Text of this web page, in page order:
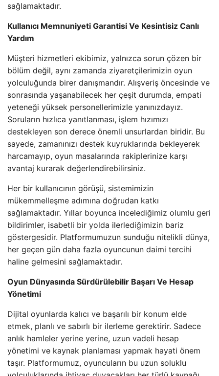
sağlamaktadır.
Kullanıcı Memnuniyeti Garantisi Ve Kesintisiz Canlı
Yardım
Müşteri hizmetleri ekibimiz, yalnızca sorun çözen bir
bölüm değil, aynı zamanda ziyaretçilerimizin oyun
yolculuğunda birer danışmandır. Alışveriş öncesinde ve
sonrasında yaşanabilecek her çeşit durumda, empati
yeteneği yüksek personellerimizle yanınızdayız.
Soruların hızlıca yanıtlanması, işlem hızımızı
destekleyen son derece önemli unsurlardan biridir. Bu
sayede, zamanınızı destek kuyruklarında bekleyerek
harcamayıp, oyun masalarında rakiplerinize karşı
avantaj kurarak değerlendirebilirsiniz.
Her bir kullanıcının görüşü, sistemimizin
mükemmelleşme adımına doğrudan katkı
sağlamaktadır. Yıllar boyunca incelediğimiz olumlu geri
bildirimler, isabetli bir yolda ilerlediğimizin bariz
göstergesidir. Platformumuzun sunduğu nitelikli dünya,
her geçen gün daha fazla oyuncunun daimi tercihi
haline gelmesini sağlamaktadır.
Oyun Dünyasında Sürdürülebilir Başarı Ve Hesap
Yönetimi
Dijital oyunlarda kalıcı ve başarılı bir konum elde
etmek, planlı ve sabırlı bir ilerleme gerektirir. Sadece
anlık hamleler yerine yerine, uzun vadeli hesap
yönetimi ve kaynak planlaması yapmak hayati önem
taşır. Platformumuz, oyuncuların bu uzun soluklu